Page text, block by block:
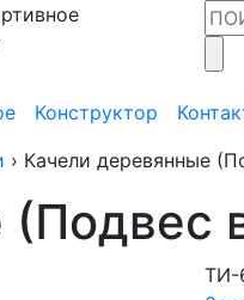
Конструктор
› Качели деревянные
ТИ-